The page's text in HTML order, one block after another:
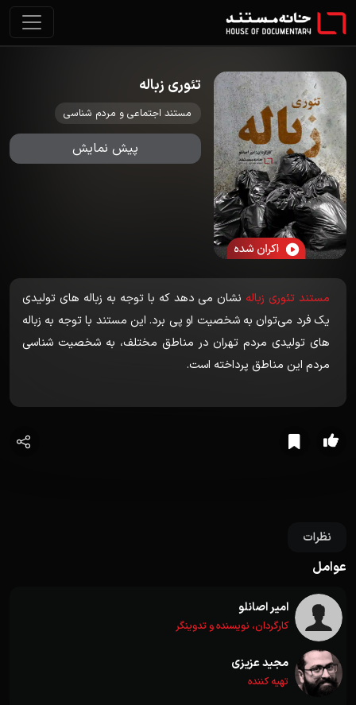
تئوری زباله
مستند اجتماعی و مردم شناسی
پیش نمایش
مستند تئوری زباله‌ نشان می دهد که با توجه به زباله های تولیدی
یک فرد می‌توان به شخصیت او پی برد. این مستند با توجه به زباله
های تولیدی مردم تهران در مناطق مختلف، به شخصیت شناسی
مردم این مناطق پرداخته است.
نظرات
عوامل
امیر اصانلو
کارگردان، نویسنده و تدوینگر
مجید عزیزی
تهیه کننده